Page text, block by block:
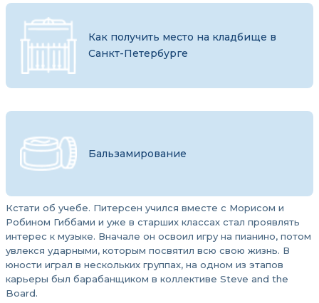
Как получить место на кладбище в
Санкт-Петербурге
Бальзамирование
Кстати об учебе. Питерсен учился вместе с Морисом и
Робином Гиббами и уже в старших классах стал проявлять
интерес к музыке. Вначале он освоил игру на пианино, потом
увлекся ударными, которым посвятил всю свою жизнь. В
юности играл в нескольких группах, на одном из этапов
карьеры был барабанщиком в коллективе Steve and the
Board.